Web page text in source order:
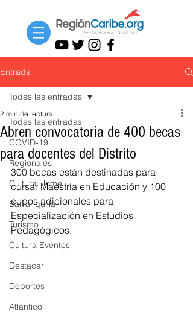
Entrada
Todas las entradas
COVID-19
Regionales
Cultura Home
Barranquilla
Turismo
Cultura Eventos
Destacar
Deportes
Atlántico
Todas las entradas
Abren convocatoria de 400 becas
para docentes del Distrito
2 min de lectura
300 becas están destinadas para
cursar Maestría en Educación y 100
cupos adicionales para
Especialización en Estudios
Pedagógicos.